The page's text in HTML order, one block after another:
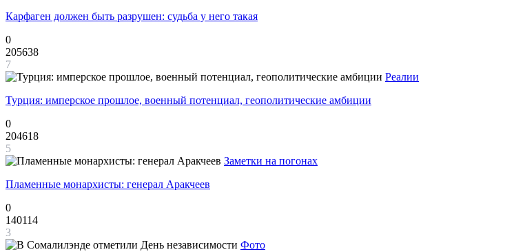
Карфаген должен быть разрушен: судьба у него такая
0
205638
7
Реалии
Турция: имперское прошлое, военный потенциал, геополитические амбиции
0
204618
5
Заметки на погонах
Пламенные монархисты: генерал Аракчеев
0
140114
3
Фото